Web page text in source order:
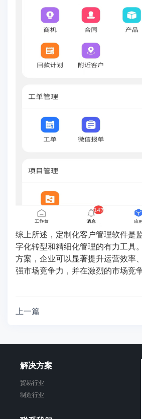
综上所述，定制化客户管理软件是
字化转型和精细化管理的有力工具
方案，企业可以显著提升运营效率
强市场竞争力，并在激烈的市场竞
上一篇
解决方案
贸易行业
制造行业